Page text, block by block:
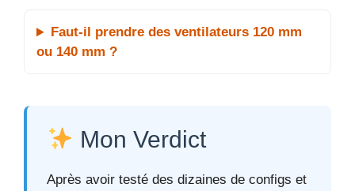
Faut-il prendre des ventilateurs 120 mm
ou 140 mm ?
Mon Verdict
Après avoir testé des dizaines de configs et